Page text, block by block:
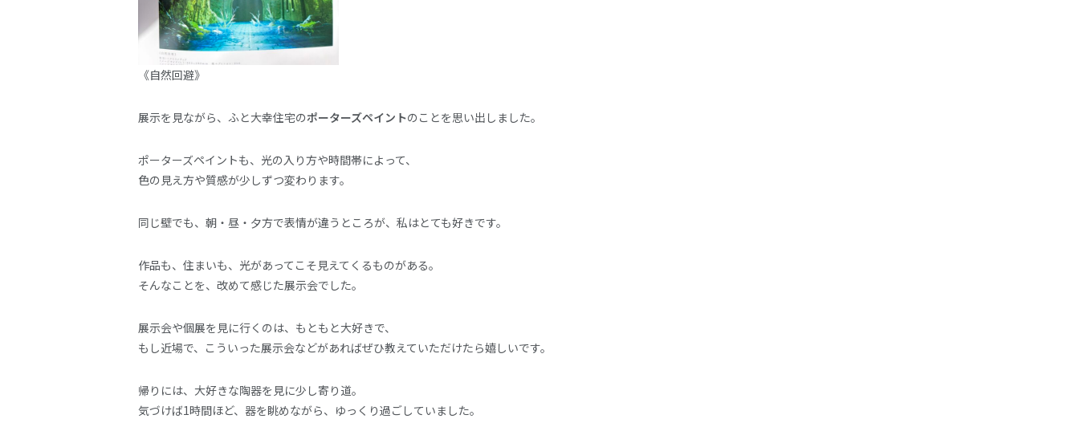
《自然回避》
展示を見ながら、ふと大幸住宅のポーターズペイントのことを思い出しました。
ポーターズペイントも、光の入り方や時間帯によって、
色の見え方や質感が少しずつ変わります。
同じ壁でも、朝・昼・夕方で表情が違うところが、私はとても好きです。
作品も、住まいも、光があってこそ見えてくるものがある。
そんなことを、改めて感じた展示会でした。
展示会や個展を見に行くのは、もともと大好きで、
もし近場で、こういった展示会などがあればぜひ教えていただけたら嬉しいです。
帰りには、大好きな陶器を見に少し寄り道。
気づけば1時間ほど、器を眺めながら、ゆっくり過ごしていました。